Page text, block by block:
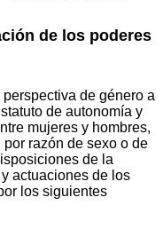
de los poderes
de género a
de autonomía y
mujeres y hombres,
razón de sexo o de
de la
actuaciones de los
los siguientes